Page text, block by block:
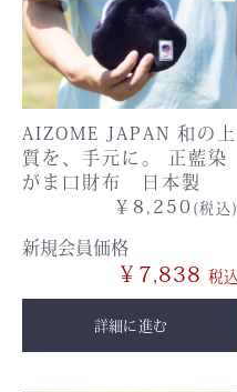
AIZOME JAPAN 和の上
質を、手元に。 正藍染
がま口財布 日本製
￥8,250 (税込)
新規会員価格
￥7,838
詳細に進む